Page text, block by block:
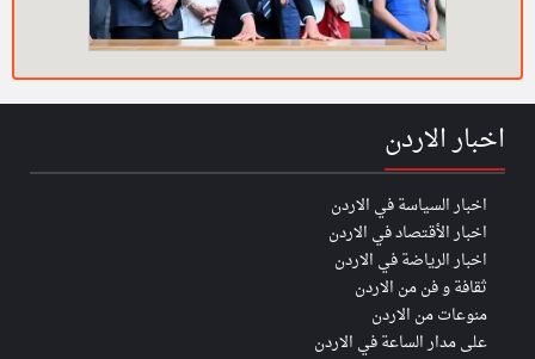
اخبار الاردن
اخبار السياسة في الاردن
اخبار الأقتصاد في الاردن
اخبار الرياضة في الاردن
ثقافة و فن من الاردن
منوعات من الاردن
على مدار الساعة في الاردن